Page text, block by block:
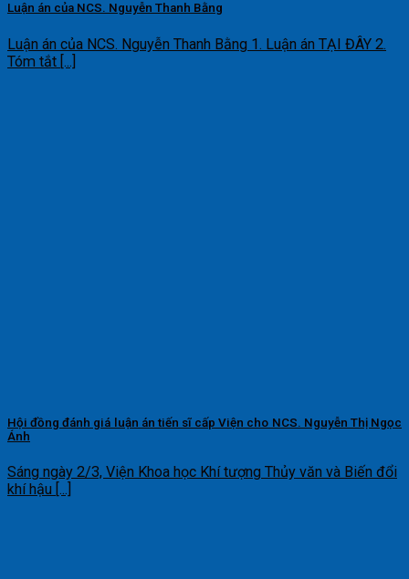
Luận án của NCS. Nguyễn Thanh Bằng
Luận án của NCS. Nguyễn Thanh Bằng 1. Luận án TẠI ĐÂY 2.
Tóm tắt [...]
Hội đồng đánh giá luận án tiến sĩ cấp Viện cho NCS. Nguyễn Thị Ngọc
Ánh
Sáng ngày 2/3, Viện Khoa học Khí tượng Thủy văn và Biến đổi
khí hậu [...]